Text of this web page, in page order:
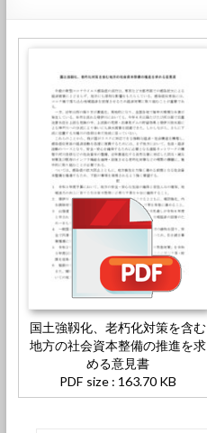
国土強靱化、老朽化対策を含む
地方の社会資本整備の推進を求
める意見書
PDF size : 163.70 KB